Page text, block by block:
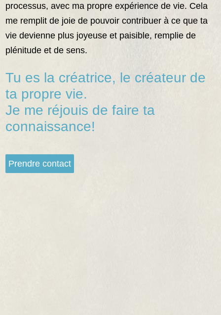
processus, avec ma propre expérience de vie. Cela
me remplit de joie de pouvoir contribuer à ce que ta
vie devienne plus joyeuse et paisible, remplie de
plénitude et de sens.
Tu es la créatrice, le créateur de
ta propre vie.
Je me réjouis de faire ta
connaissance!
Prendre contact